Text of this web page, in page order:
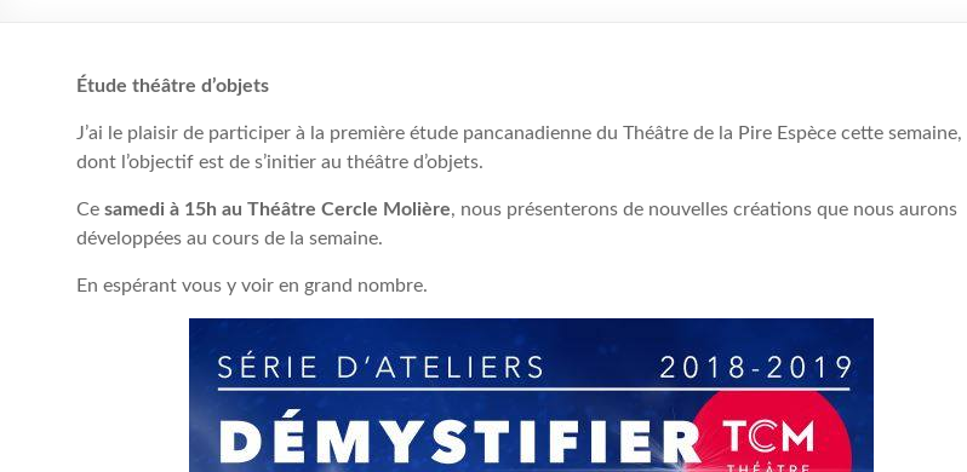
Étude théâtre d’objets
J’ai le plaisir de participer à la première étude pancanadienne du Théâtre de la Pire Espèce cette semaine,
dont l’objectif est de s’initier au théâtre d’objets.
Ce samedi à 15h au Théâtre Cercle Molière, nous présenterons de nouvelles créations que nous aurons
développées au cours de la semaine.
En espérant vous y voir en grand nombre.